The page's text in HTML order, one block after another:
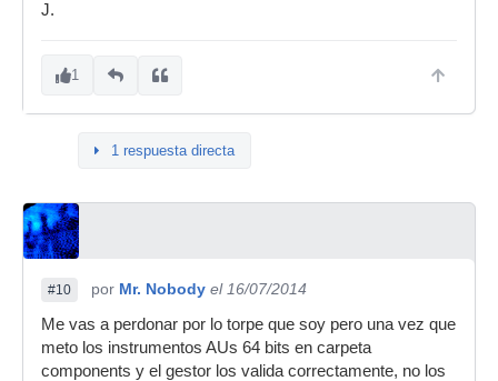
J.
1
1 respuesta directa
#10 por Mr. Nobody el 16/07/2014
Me vas a perdonar por lo torpe que soy pero una vez que
meto los instrumentos AUs 64 bits en carpeta
components y el gestor los valida correctamente, no los